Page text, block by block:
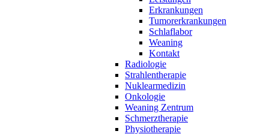
Erkrankungen
Tumorerkrankungen
Schlaflabor
Weaning
Kontakt
Radiologie
Strahlentherapie
Nuklearmedizin
Onkologie
Weaning Zentrum
Schmerztherapie
Physiotherapie